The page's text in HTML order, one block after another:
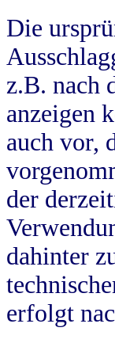
Die
z.B. nach
anzeigen
auch vor,
der
dahinter
erfolgt